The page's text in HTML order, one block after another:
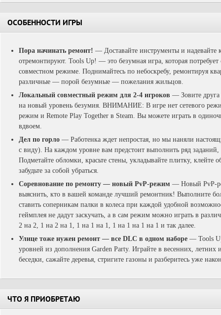
ОСОБЕННОСТИ ИГРЫ
Пора начинать ремонт! — Доставайте инструменты и надевайте
отремонтируют. Tools Up! — это безумная игра, которая
совместном режиме. Поднимайтесь по небоскребу, ремонтируя
различные — порой безумные — пожелания жильцов.
Локальный совместный режим для 2-4 игроков — Зовите друга
на новый уровень безумия. ВНИМАНИЕ: В игре нет сетевого
режим и Remote Play Together в Steam. Вы можете играть в
вдвоем.
Дел по горло — Работенка ждет непростая, но мы наняли
с виду). На каждом уровне вам предстоит выполнить ряд заданий,
Подметайте обломки, красьте стены, укладывайте плитку, клейте
забудьте за собой убраться.
Соревнование по ремонту — новый PvP-режим — Новый PvP-
выяснить, кто в вашей команде лучший ремонтник! Выполните
ставить соперникам палки в колеса при каждой удобной
геймплея не дадут заскучать, а в сам режим можно играть в
2 на 2, 1 на 2 на 1, 1 на 1 на 1, 1 на 1 на 1 на 1 и так далее.
Улице тоже нужен ремонт — все DLC в одном наборе — Tools
уровней из дополнения Garden Party. Играйте в весенних, летних
беседки, сажайте деревья, стригите газоны и разберитесь уже
ЧТО Я ПРИОБРЕТАЮ